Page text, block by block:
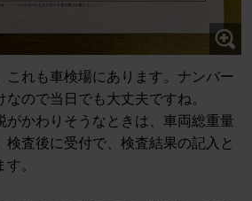
これも車検場にあります。ナンバー
ので当日でも大丈夫ですね。
がかわりそうなときは、車両総重量
検査後に受付で、検査結果の記入と
。